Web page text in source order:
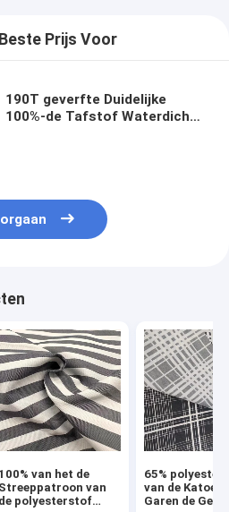
Prijs Voor
190T geverfte Duidelijke
100%-de Tafstof Waterdichte
100% van het de
Streeppatroon van
de polyesterstof
65%
van de
Garen de